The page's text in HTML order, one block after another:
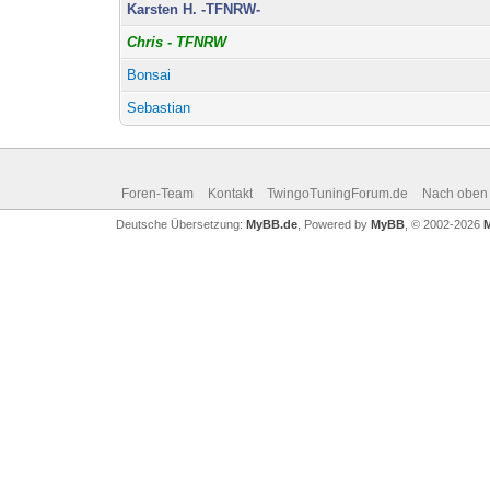
Karsten H. -TFNRW-
Chris - TFNRW
Bonsai
Sebastian
Foren-Team Kontakt TwingoTuningForum.de Nach oben
Deutsche Übersetzung: MyBB.de, Powered by MyBB, © 2002-2026